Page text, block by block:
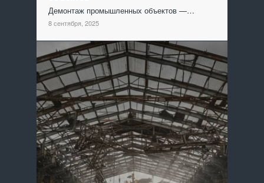
Демонтаж промышленных объектов —…
8 сентября, 2025